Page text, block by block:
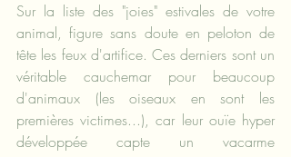
Sur la liste des "joies" estivales de votre
animal, figure sans doute en peloton de
tête les feux d'artifice. Ces derniers sont un
véritable cauchemar pour beaucoup
d'animaux (les oiseaux en sont les
premières victimes...), car leur ouïe hyper
développée capte un vacarme